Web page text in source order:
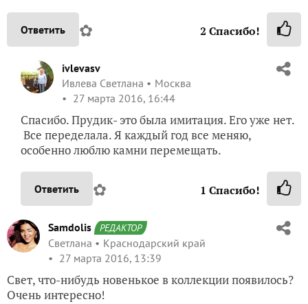
Ответить ✿ 2 Спасибо!
ivlevasv
Ивлева Светлана
Москва
27 марта 2016, 16:44
Спасибо. Прудик- это была имитация. Его уже нет.
Все переделала. Я каждый год все меняю,
особенно люблю камни перемещать.
Ответить ✿ 1 Спасибо!
Samdolis РЕДАКТОР
Светлана
Краснодарский край
27 марта 2016, 13:39
Свет, что-нибудь новенькое в коллекции появилось?
Очень интересно!